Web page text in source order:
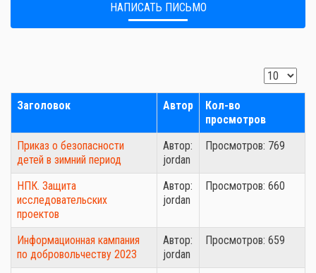
НАПИСАТЬ ПИСЬМО
Заголовок Автор
Кол-во
просмотров
Приказ о безопасности
детей в зимний период
Автор:
jordan
Просмотров: 769
НПК. Защита
исследовательских
проектов
Автор:
jordan
Просмотров: 660
Информационная кампания
по добровольчеству 2023
Автор:
jordan
Просмотров: 659